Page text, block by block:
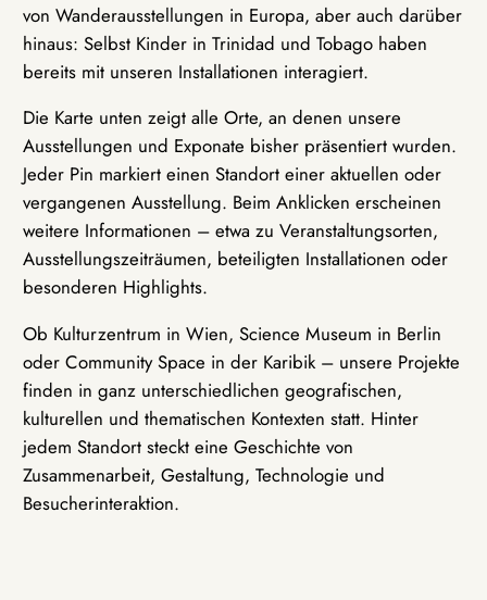
von Wanderausstellungen in Europa, aber auch darüber
hinaus: Selbst Kinder in Trinidad und Tobago haben
bereits mit unseren Installationen interagiert.
Die Karte unten zeigt alle Orte, an denen unsere
Ausstellungen und Exponate bisher präsentiert wurden.
Jeder Pin markiert einen Standort einer aktuellen oder
vergangenen Ausstellung. Beim Anklicken erscheinen
weitere Informationen – etwa zu Veranstaltungsorten,
Ausstellungszeiträumen, beteiligten Installationen oder
besonderen Highlights.
Ob Kulturzentrum in Wien, Science Museum in Berlin
oder Community Space in der Karibik – unsere Projekte
finden in ganz unterschiedlichen geografischen,
kulturellen und thematischen Kontexten statt. Hinter
jedem Standort steckt eine Geschichte von
Zusammenarbeit, Gestaltung, Technologie und
Besucherinteraktion.